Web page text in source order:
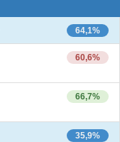
64,1%
60,6%
66,7%
35,9%